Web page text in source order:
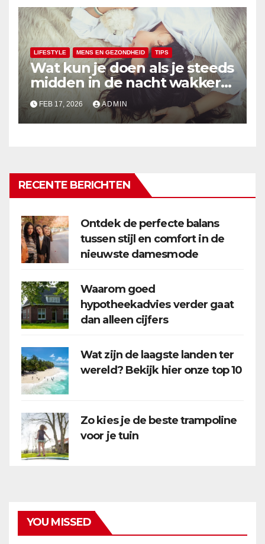
LIFESTYLE MENS EN GEZONDHEID TIPS
Wat kun je doen als je steeds
midden in de nacht wakker
wordt?
FEB 17, 2026 ADMIN
RECENTE BERICHTEN
Ontdek de perfecte balans
tussen stijl en comfort in de
nieuwste damesmode
Waarom goed
hypotheekadvies verder gaat
dan alleen cijfers
Wat zijn de laagste landen ter
wereld? Bekijk hier onze top 10
Zo kies je de beste trampoline
voor je tuin
YOU MISSED